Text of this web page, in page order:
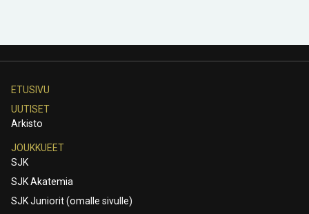
ETUSIVU
UUTISET
Arkisto
JOUKKUEET
SJK
SJK Akatemia
SJK Juniorit (omalle sivulle)